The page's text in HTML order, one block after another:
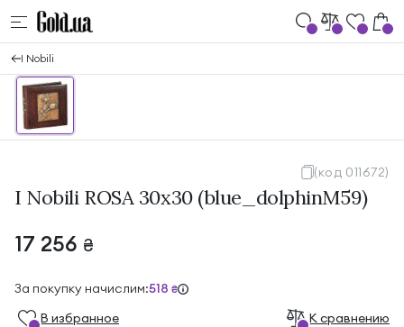
I Nobili
(код 011672)
I Nobili ROSA 30x30 (blue_dolphinМ59)
17 256 ₴
За покупку начислим:518 ₴
В избранноe К сравнению